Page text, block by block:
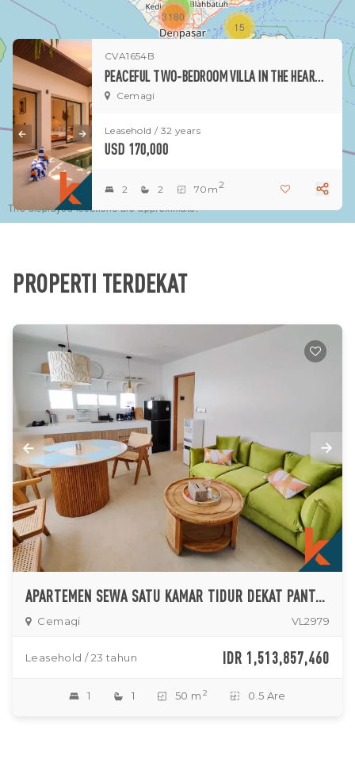
1
15
3180
The displayed locations are approximate.
CVA1654B
PEACEFUL TWO-BEDROOM VILLA IN THE HEART OF CEMAGI
Cemagi
Leasehold / 32 years
USD 170,000
2 2 70m2
PROPERTI TERDEKAT
APARTEMEN SEWA SATU KAMAR TIDUR DEKAT PANTAI DI CEMAGI
Cemagi VL2979
Leasehold / 23 tahun IDR 1,513,857,460
1 1 50 m 2 0.5 Are